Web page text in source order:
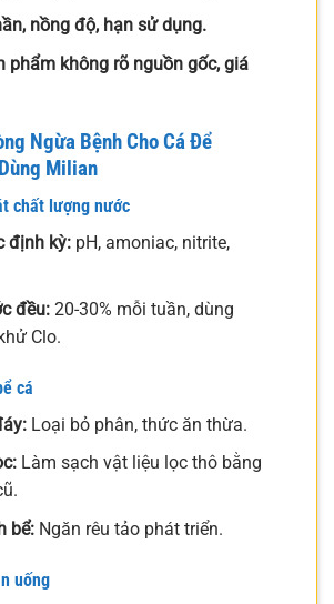
nồng độ, hạn sử dụng.
phẩm không rõ nguồn gốc, giá
Ngừa Bệnh Cho Cá Để
Milian
chất lượng nước
định kỳ:pH, amoniac, nitrite,
đều:20-30% mỗi tuần, dùng
Clo.
cá
Loại bỏ phân, thức ăn thừa.
Làm sạch vật liệu lọc thô bằng
bể:Ngăn rêu tảo phát triển.
uống